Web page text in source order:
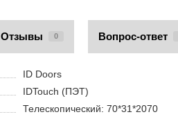
Отзывы 0 Вопрос-ответ
ID Doors
IDTouch (ПЭТ)
Телескопический: 70*31*2070